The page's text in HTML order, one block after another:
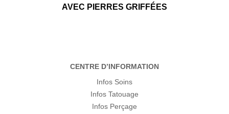
AVEC PIERRES GRIFFÉES
CENTRE D’INFORMATION
Infos Soins
Infos Tatouage
Infos Perçage